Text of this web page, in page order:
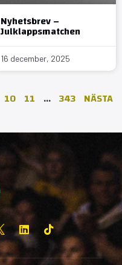
Nyhetsbrev –
Julklappsmatchen
16 december, 2025
10 11 … 343 NÄSTA